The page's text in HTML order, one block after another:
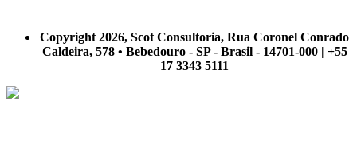
Copyright 2026, Scot Consultoria, Rua Coronel Conrado
Caldeira, 578 • Bebedouro - SP - Brasil - 14701-000 | +55
17 3343 5111